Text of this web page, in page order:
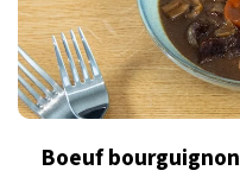
Boeuf bourguignon